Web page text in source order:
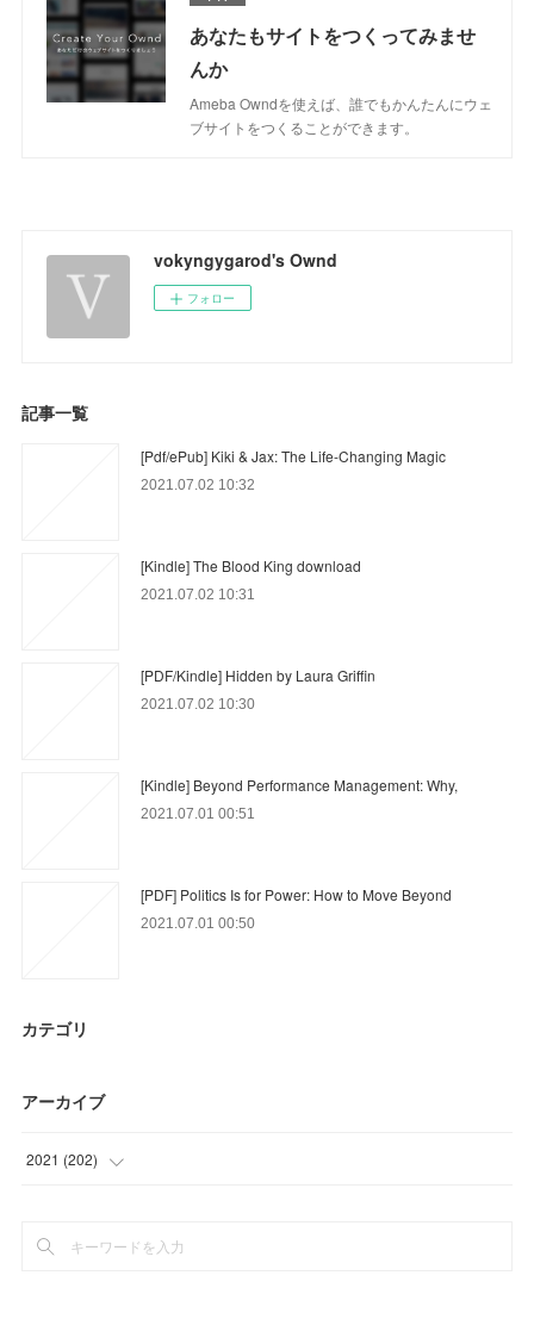
あなたもサイトをつくってみませ
んか
Ameba Owndを使えば、誰でもかんたんにウェ
ブサイトをつくることができます。
vokyngygarod's Ownd
フォロー
記事一覧
[Pdf/ePub] Kiki & Jax: The Life-Changing Magic
2021.07.02 10:32
[Kindle] The Blood King download
2021.07.02 10:31
[PDF/Kindle] Hidden by Laura Griffin
2021.07.02 10:30
[Kindle] Beyond Performance Management: Why,
2021.07.01 00:51
[PDF] Politics Is for Power: How to Move Beyond
2021.07.01 00:50
カテゴリ
アーカイブ
2021 (202)
(